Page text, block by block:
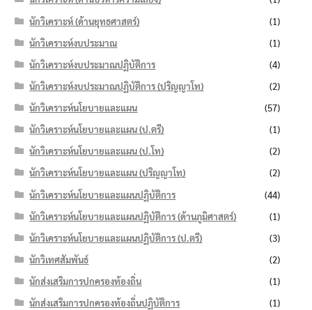
นักวิเคราะห์ (ด้านยุทธศาสตร์)
(1)
นักวิเคราะห์งบประมาณ
(1)
นักวิเคราะห์งบประมาณปฏิบัติการ
(4)
นักวิเคราะห์งบประมาณปฏิบัติการ (ปริญญาโท)
(2)
นักวิเคราะห์นโยบายและแผน
(57)
นักวิเคราะห์นโยบายและแผน (ป.ตรี)
(1)
นักวิเคราะห์นโยบายและแผน (ป.โท)
(2)
นักวิเคราะห์นโยบายและแผน (ปริญญาโท)
(2)
นักวิเคราะห์นโยบายและแผนปฏิบัติการ
(44)
นักวิเคราะห์นโยบายและแผนปฏิบัติการ (ด้านภูมิศาสตร์)
(1)
นักวิเคราะห์นโยบายและแผนปฏิบัติการ (ป.ตรี)
(3)
นักวิเทศสัมพันธ์
(2)
นักส่งเสริมการปกครองท้องถิ่น
(1)
นักส่งเสริมการปกครองท้องถิ่นปฏิบัติการ
(1)